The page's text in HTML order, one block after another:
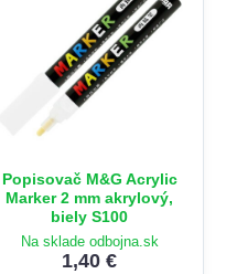
Popisovač M&G Acrylic
Marker 2 mm akrylový,
biely S100
Na sklade odbojna.sk
1,40 €